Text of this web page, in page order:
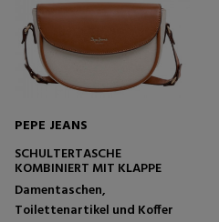
PEPE JEANS
SCHULTERTASCHE
KOMBINIERT MIT KLAPPE
Damentaschen,
Toilettenartikel und Koffer